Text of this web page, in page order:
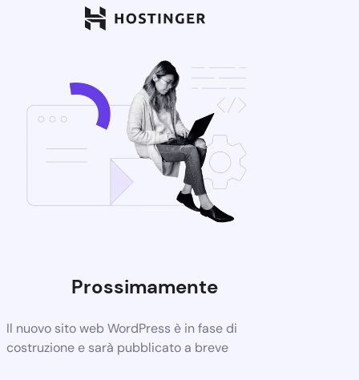
Prossimamente
Il nuovo sito web WordPress è in fase di
costruzione e sarà pubblicato a breve